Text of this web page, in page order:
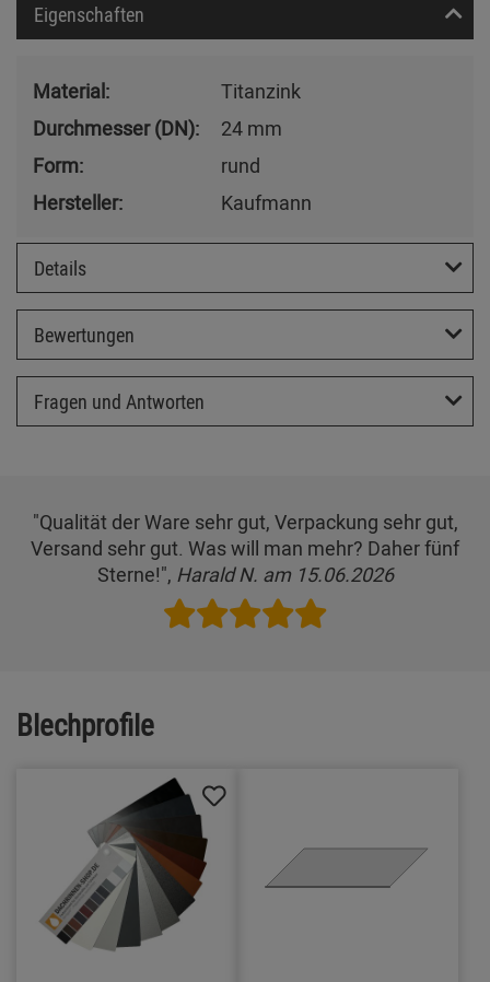
Eigenschaften
Material:
Titanzink
Durchmesser (DN):
24 mm
Form:
rund
Hersteller:
Kaufmann
Details
Bewertungen
Fragen und Antworten
"Qualität der Ware sehr gut, Verpackung sehr gut,
Versand sehr gut. Was will man mehr? Daher fünf
Sterne!", Harald N. am 15.06.2026
Blechprofile